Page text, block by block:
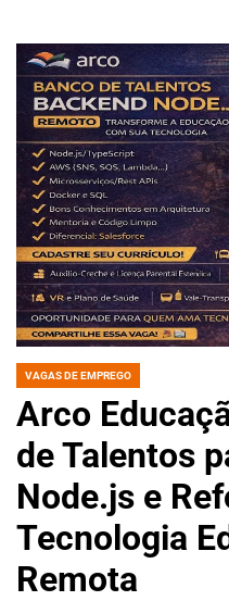
POSTED
VAGAS DE EMPREGO
Arco
de Talentos
Node.js e
Tecnologia
Remota